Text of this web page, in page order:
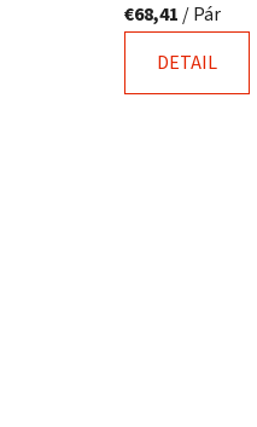
€68,41 / Pár
DETAIL